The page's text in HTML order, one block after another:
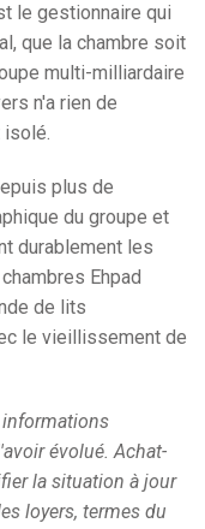
le gestionnaire qui
que la chambre soit
multi-milliardaire
n'a rien de
isolé.
plus de
du groupe et
durablement les
Ehpad
de lits
le vieillissement de
évolué. Achat-
la situation à jour
loyers, termes du